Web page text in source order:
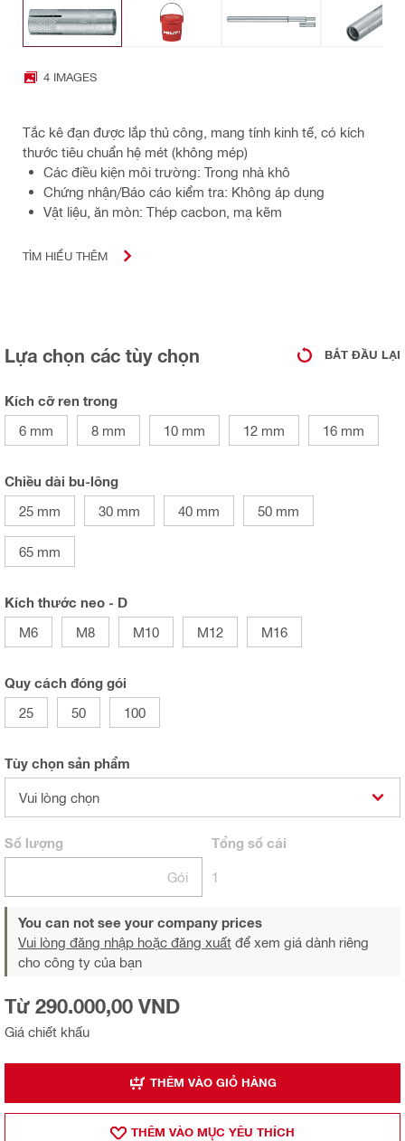
4 IMAGES
Tắc kê đạn được lắp thủ công, mang tính kinh tế, có kích
thước tiêu chuẩn hệ mét (không mép)
Các điều kiện môi trường: Trong nhà khô
Chứng nhận/Báo cáo kiểm tra: Không áp dụng
Vật liệu, ăn mòn: Thép cacbon, mạ kẽm
TÌM HIỂU THÊM
Lựa chọn các tùy chọn BẮT ĐẦU LẠI
Kích cỡ ren trong
6 mm
8 mm 10 mm 12 mm 16 mm
Chiều dài bu-lông
25 mm
30 mm 40 mm 50 mm
65 mm
Kích thước neo - D
M6
M8 M10 M12 M16
Quy cách đóng gói
25
50 100
Tùy chọn sản phẩm
Vui lòng chọn
Số lượng
Gói
Tổng số cái
1
You can not see your company prices
Vui lòng đăng nhập hoặc đăng xuất để xem giá dành riêng
cho công ty của bạn
Giá chiết khấu
Từ 290.000,00 VND
THÊM VÀO GIỎ HÀNG
THÊM VÀO MỤ̣C YÊU THÍCH